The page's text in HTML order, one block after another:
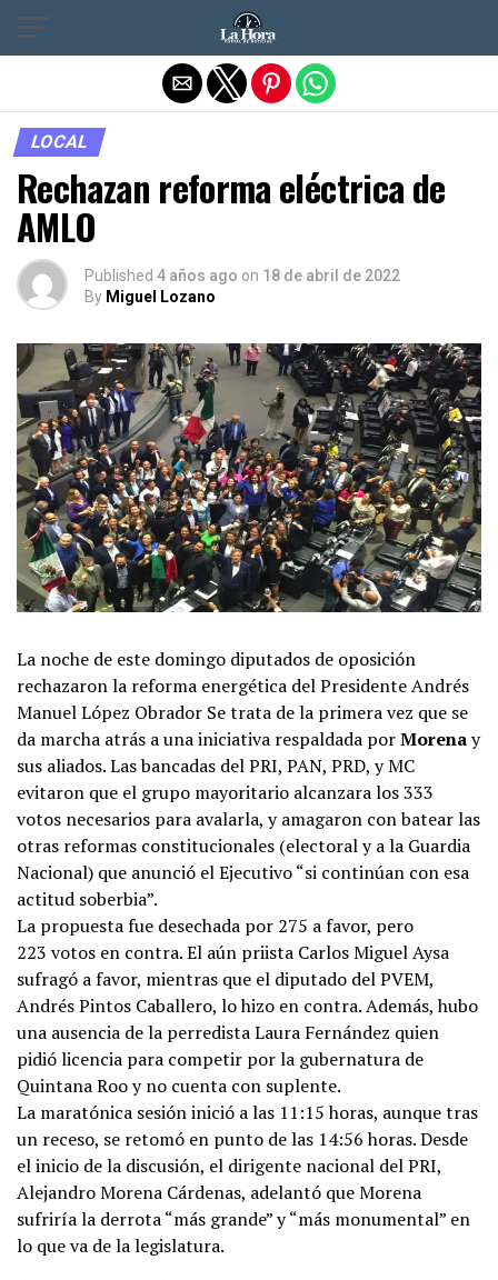
LOCAL
Rechazan reforma eléctrica de
AMLO
Published 4 años ago on 18 de abril de 2022
By Miguel Lozano
La noche de este domingo diputados de oposición
rechazaron la reforma energética del Presidente Andrés
Manuel López Obrador Se trata de la primera vez que se
da marcha atrás a una iniciativa respaldada porMorenay
sus aliados. Las bancadas del PRI, PAN, PRD, y MC
evitaron que el grupo mayoritario alcanzara los 333
votos necesarios para avalarla, y amagaron con batear las
otras reformas constitucionales (electoral y a la Guardia
Nacional) que anunció el Ejecutivo “si continúan con esa
actitud soberbia”.
La propuesta fue desechada por 275 a favor, pero
223 votos en contra. El aún priista Carlos Miguel Aysa
sufragó a favor, mientras que el diputado del PVEM,
Andrés Pintos Caballero, lo hizo en contra. Además, hubo
una ausencia de la perredista Laura Fernández quien
pidió licencia para competir por la gubernatura de
Quintana Roo y no cuenta con suplente.
La maratónica sesión inició a las 11:15 horas, aunque tras
un receso, se retomó en punto de las 14:56 horas. Desde
el inicio de la discusión, el dirigente nacional del PRI,
Alejandro Morena Cárdenas, adelantó que Morena
sufriría la derrota “más grande” y “más monumental” en
lo que va de la legislatura.
Salir de la versión móvil